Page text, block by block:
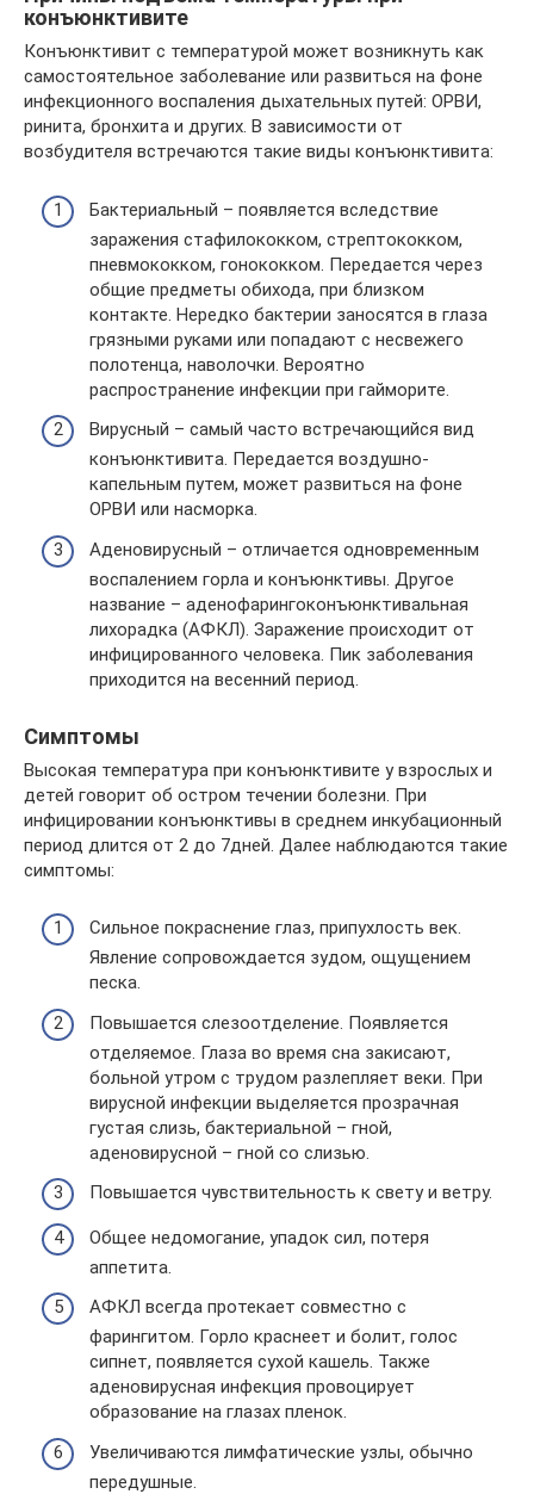
конъюнктивите
Конъюнктивит с температурой может возникнуть как
самостоятельное заболевание или развиться на фоне
инфекционного воспаления дыхательных путей: ОРВИ,
ринита, бронхита и других. В зависимости от
возбудителя встречаются такие виды конъюнктивита:
Бактериальный – появляется вследствие
заражения стафилококком, стрептококком,
пневмококком, гонококком. Передается через
общие предметы обихода, при близком
контакте. Нередко бактерии заносятся в глаза
грязными руками или попадают с несвежего
полотенца, наволочки. Вероятно
распространение инфекции при гайморите.
Вирусный – самый часто встречающийся вид
конъюнктивита. Передается воздушно-
капельным путем, может развиться на фоне
ОРВИ или насморка.
Аденовирусный – отличается одновременным
воспалением горла и конъюнктивы. Другое
название – аденофарингоконъюнктивальная
лихорадка (АФКЛ). Заражение происходит от
инфицированного человека. Пик заболевания
приходится на весенний период.
Симптомы
Высокая температура при конъюнктивите у взрослых и
детей говорит об остром течении болезни. При
инфицировании конъюнктивы в среднем инкубационный
период длится от 2 до 7дней. Далее наблюдаются такие
симптомы:
Сильное покраснение глаз, припухлость век.
Явление сопровождается зудом, ощущением
песка.
Повышается слезоотделение. Появляется
отделяемое. Глаза во время сна закисают,
больной утром с трудом разлепляет веки. При
вирусной инфекции выделяется прозрачная
густая слизь, бактериальной – гной,
аденовирусной – гной со слизью.
Повышается чувствительность к свету и ветру.
Общее недомогание, упадок сил, потеря
аппетита.
АФКЛ всегда протекает совместно с
фарингитом. Горло краснеет и болит, голос
сипнет, появляется сухой кашель. Также
аденовирусная инфекция провоцирует
образование на глазах пленок.
Увеличиваются лимфатические узлы, обычно
передушные.